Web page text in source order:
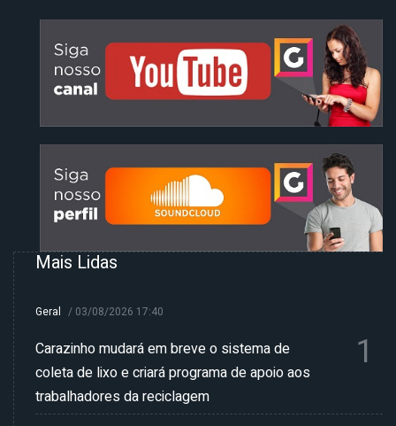
Mais Lidas
Geral / 03/08/2026 17:40
Carazinho mudará em breve o sistema de
coleta de lixo e criará programa de apoio aos
trabalhadores da reciclagem
1